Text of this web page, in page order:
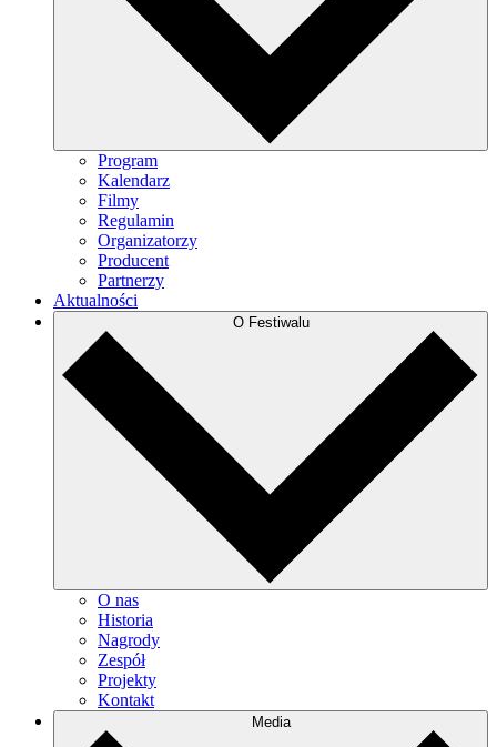
Program
Kalendarz
Filmy
Regulamin
Organizatorzy
Producent
Partnerzy
Aktualności
O Festiwalu
O nas
Historia
Nagrody
Zespół
Projekty
Kontakt
Media